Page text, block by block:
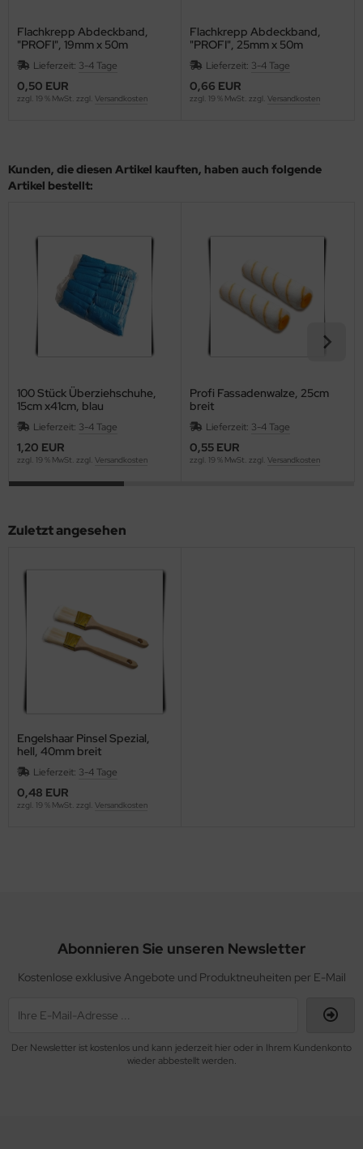
Flachkrepp Abdeckband,
"PROFI", 19mm x 50m
Lieferzeit: 3-4 Tage
0,50 EUR
zzgl. 19 % MwSt. zzgl. Versandkosten
Flachkrepp Abdeckband,
"PROFI", 25mm x 50m
Lieferzeit: 3-4 Tage
0,66 EUR
zzgl. 19 % MwSt. zzgl. Versandkosten
Kunden, die diesen Artikel kauften, haben auch folgende
Artikel bestellt:
100 Stück Überziehschuhe,
15cm x41cm, blau
Lieferzeit: 3-4 Tage
1,20 EUR
zzgl. 19 % MwSt. zzgl. Versandkosten
Profi Fassadenwalze, 25cm
breit
Lieferzeit: 3-4 Tage
0,55 EUR
zzgl. 19 % MwSt. zzgl. Versandkosten
Zuletzt angesehen
Engelshaar Pinsel Spezial,
hell, 40mm breit
Lieferzeit: 3-4 Tage
0,48 EUR
zzgl. 19 % MwSt. zzgl. Versandkosten
Abonnieren Sie unseren Newsletter
Kostenlose exklusive Angebote und Produktneuheiten per E-Mail
Der Newsletter ist kostenlos und kann jederzeit hier oder in Ihrem Kundenkonto
wieder abbestellt werden.